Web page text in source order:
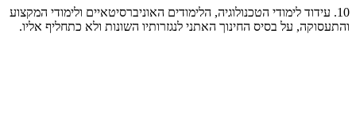
10. עידוד לימודי הטכנולוגיה, הלימודים האוניברסיטאיים ולימודי המקצוע
והתעסוקה, על בסיס החינוך האתני לנגזרותיו השונות ולא כתחליף אליו.